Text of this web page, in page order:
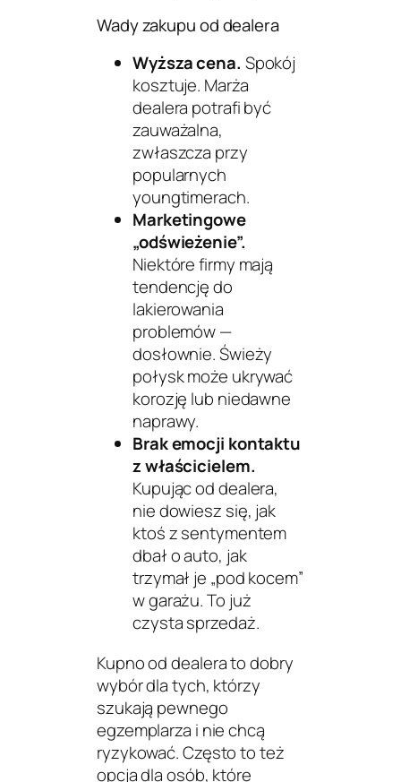
Wady zakupu od dealera
Wyższa cena. Spokój
kosztuje. Marża
dealera potrafi być
zauważalna,
zwłaszcza przy
popularnych
youngtimerach.
Marketingowe
„odświeżenie”.
Niektóre firmy mają
tendencję do
lakierowania
problemów —
dosłownie. Świeży
połysk może ukrywać
korozję lub niedawne
naprawy.
Brak emocji kontaktu
z właścicielem.
Kupując od dealera,
nie dowiesz się, jak
ktoś z sentymentem
dbał o auto, jak
trzymał je „pod kocem”
w garażu. To już
czysta sprzedaż.
Kupno od dealera to dobry
wybór dla tych, którzy
szukają pewnego
egzemplarza i nie chcą
ryzykować. Często to też
opcja dla osób, które